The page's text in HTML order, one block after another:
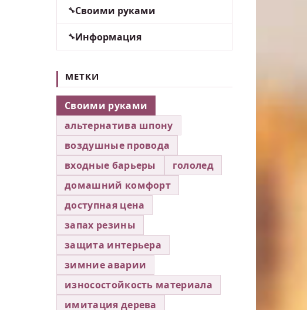
Своими руками
Информация
МЕТКИ
Своими руками
альтернатива шпону
воздушные провода
входные барьеры
гололед
домашний комфорт
доступная цена
запах резины
защита интерьера
зимние аварии
износостойкость материала
имитация дерева